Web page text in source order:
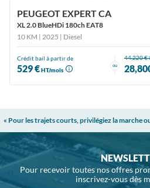
PEUGEOT EXPERT CA
XL 2.0 BlueHDi 180ch EAT8
10 KM | 2025 | Diesel
Crédit bail à partir de
529 €HT/mois
ou
44,220 €
« Pour les trajets courts, privilégiez la marche
Pour recevoir toutes nos offres
inscrivez-vous dès